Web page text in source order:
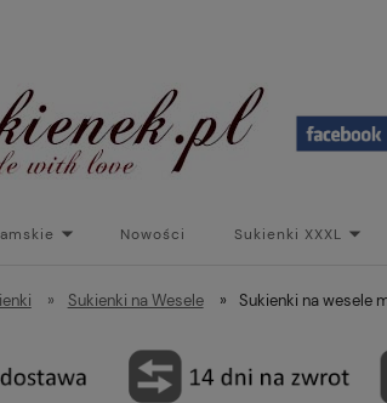
Nowości Sukienki XXXL
Promocje Płaszcze/kurtki Paski
» Sukienki na Wesele » Sukienki na wesele